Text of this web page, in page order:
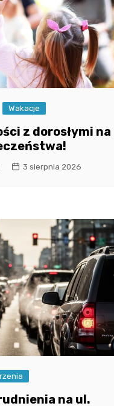
Wakacje
z dorosłymi na
3 sierpnia 2026
na ul.